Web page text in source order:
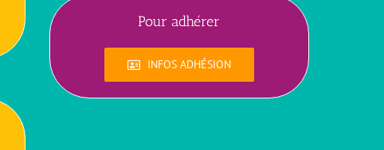
Pour adhérer
INFOS ADHÉSION